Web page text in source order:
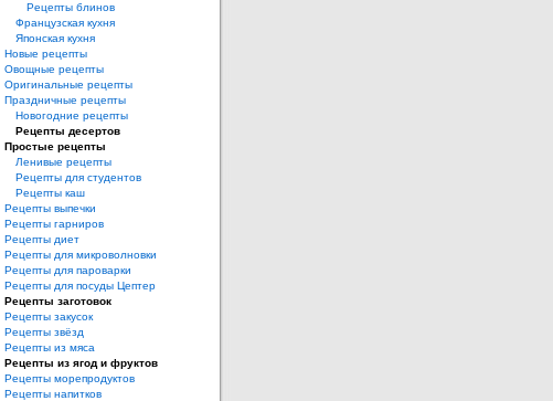
Рецепты блинов
Французская кухня
Японская кухня
Новые рецепты
Овощные рецепты
Оригинальные рецепты
Праздничные рецепты
Новогодние рецепты
Рецепты десертов
Простые рецепты
Ленивые рецепты
Рецепты для студентов
Рецепты каш
Рецепты выпечки
Рецепты гарниров
Рецепты диет
Рецепты для микроволновки
Рецепты для пароварки
Рецепты для посуды Цептер
Рецепты заготовок
Рецепты закусок
Рецепты звёзд
Рецепты из мяса
Рецепты из ягод и фруктов
Рецепты морепродуктов
Рецепты напитков